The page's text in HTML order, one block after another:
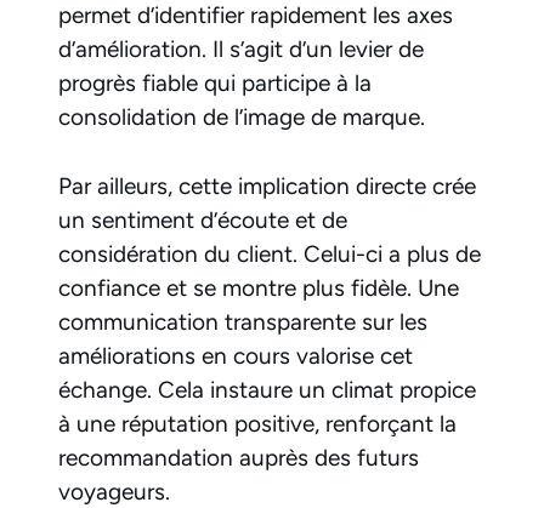
permet d’identifier rapidement les axes
d’amélioration. Il s’agit d’un levier de
progrès fiable qui participe à la
consolidation de l’image de marque.
Par ailleurs, cette implication directe crée
un sentiment d’écoute et de
considération du client. Celui-ci a plus de
confiance et se montre plus fidèle. Une
communication transparente sur les
améliorations en cours valorise cet
échange. Cela instaure un climat propice
à une réputation positive, renforçant la
recommandation auprès des futurs
voyageurs.